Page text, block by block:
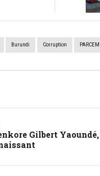
Burundi Corruption PARCEM
Gilbert